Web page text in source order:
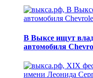
В Выксе ищут
автомобиля